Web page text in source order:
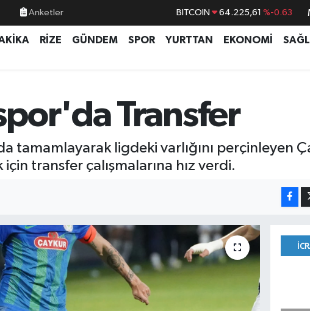
Anketler BITCOIN 64.225,61 %-0.63
DOLAR 47,7143 %0.16
GRAM ALTIN
BİST100
RİZE GÜNDEM SPOR YURTTAN EKONOMİ
Transfer
tamamlayarak ligdeki varlığını perçinleyen
transfer çalışmalarına hız verdi.